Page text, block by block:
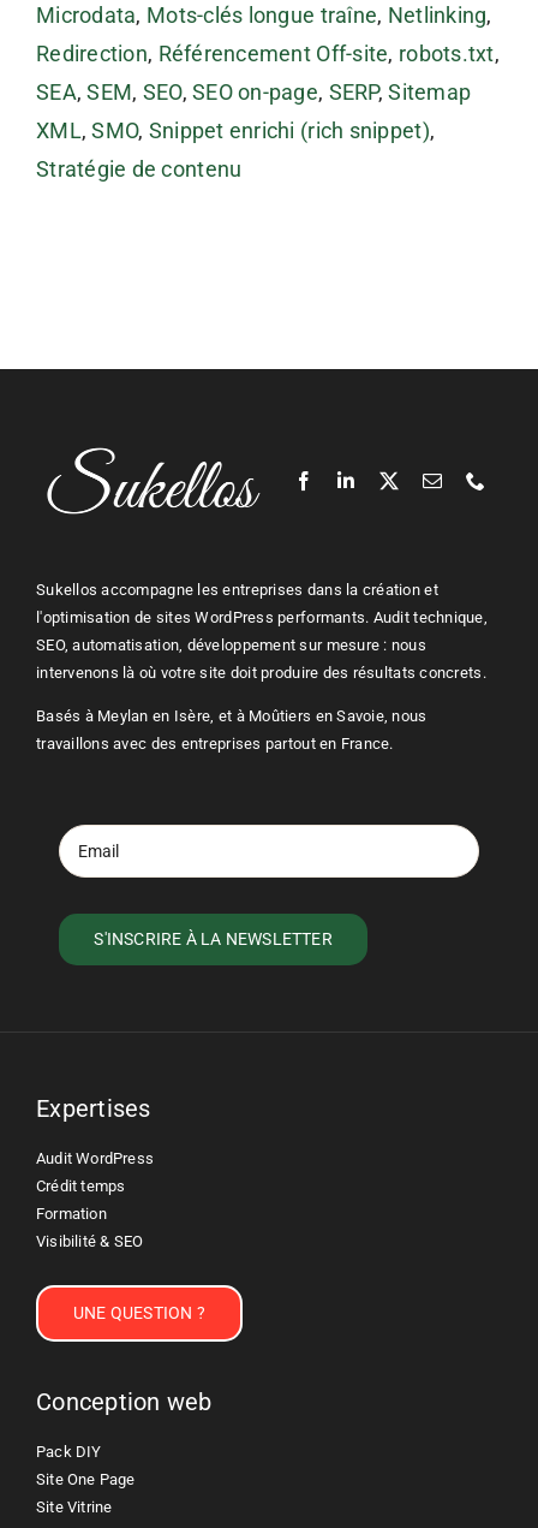
Microdata, Mots-clés longue traîne, Netlinking,
Redirection, Référencement Off-site, robots.txt,
SEA,SEM, SEO,SEO on-page, SERP,Sitemap
XML,SMO, Snippet enrichi (rich snippet),
Stratégie de contenu
Sukellos accompagne les entreprises dans la création et
l'optimisation de sitesWordPress performants. Audit technique,
SEO, automatisation, développement sur mesure : nous
intervenons là où votre site doit produire des résultats concrets.
Basés à Meylan en Isère, et à Moûtiers en Savoie, nous
travaillons avec des entreprises partout en France.
Expertises
Audit WordPress
Crédit temps
Formation
Visibilité & SEO
UNE QUESTION ?
Conception web
Pack DIY
Site One Page
Site Vitrine